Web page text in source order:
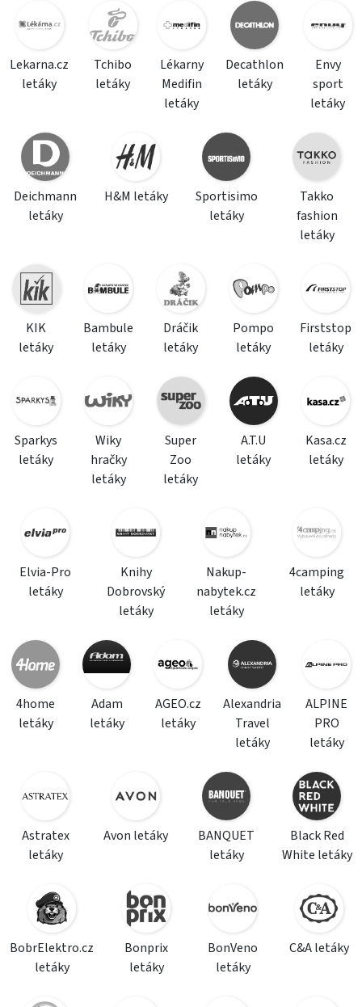
Lekarna.cz
letáky
Tchibo
letáky
Lékarny
Medifin
letáky
Decathlon
letáky
Envy
sport
letáky
Deichmann
letáky
H&M letáky
Sportisimo
letáky
Takko
fashion
letáky
KIK
letáky
Bambule
letáky
Dráčik
letáky
Pompo
letáky
Firststop
letáky
Sparkys
letáky
Wiky
hračky
letáky
Super
Zoo
letáky
A.T.U
letáky
Kasa.cz
letáky
Elvia-Pro
letáky
Knihy
Dobrovský
letáky
Nakup-
nabytek.cz
letáky
4camping
letáky
4home
letáky
Adam
letáky
AGEO.cz
letáky
Alexandria
Travel
letáky
ALPINE
PRO
letáky
Astratex
letáky
Avon letáky
BANQUET
letáky
Black Red
White letáky
BobrElektro.cz
letáky
Bonprix
letáky
BonVeno
letáky
C&A letáky